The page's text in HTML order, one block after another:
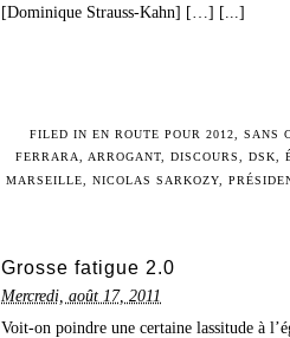
[Dominique Strauss-Kahn] […] [...]
FILED IN EN ROUTE POUR 2012 SANS
FERRARA
ARROGANT, DISCOURS DSK
MARSEILLE
NICOLAS SARKOZY,
Grosse fatigue 2.0
Mercredi, août 17, 2011
Voit-on poindre une certaine lassitude à